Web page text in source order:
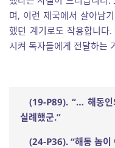
며, 이런 제국에서 살아남
했던 계기로도 작용합니다.
시켜 독자들에게 전달하는
(19-P89). “… 해동
실례했군.”
(24-P36). “해동 놈이